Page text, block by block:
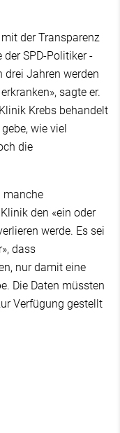
der Transparenz
SPD-Politiker -
drei Jahren werden
sagte er.
Krebs behandelt
wie viel
die
manche
den «ein oder
werde. Es sei
dass
nur damit eine
Die Daten müssten
Verfügung gestellt